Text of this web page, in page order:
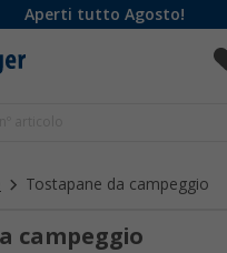
Aperti tutto Agosto!
Tostapane da campeggio
campeggio